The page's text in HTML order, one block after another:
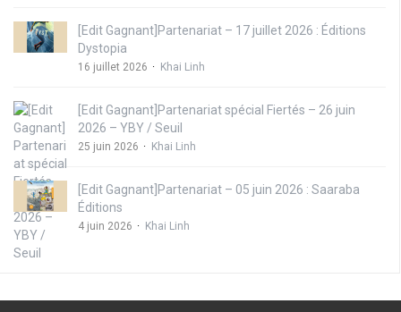
[Edit Gagnant]Partenariat – 17 juillet 2026 : Éditions
Dystopia
16 juillet 2026 Khai Linh
[Edit Gagnant]Partenariat spécial Fiertés – 26 juin
2026 – YBY / Seuil
25 juin 2026 Khai Linh
[Edit Gagnant]Partenariat – 05 juin 2026 : Saaraba
Éditions
4 juin 2026 Khai Linh